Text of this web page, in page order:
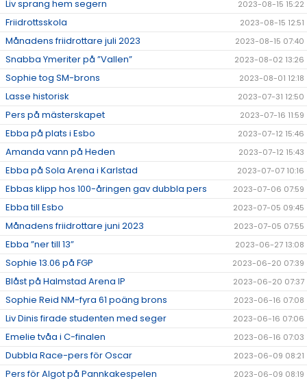
Liv sprang hem segern 2023-08-15 15:22
Friidrottsskola 2023-08-15 12:51
Månadens friidrottare juli 2023 2023-08-15 07:40
Snabba Ymeriter på ”Vallen” 2023-08-02 13:26
Sophie tog SM-brons 2023-08-01 12:18
Lasse historisk 2023-07-31 12:50
Pers på mästerskapet 2023-07-16 11:59
Ebba på plats i Esbo 2023-07-12 15:46
Amanda vann på Heden 2023-07-12 15:43
Ebba på Sola Arena i Karlstad 2023-07-07 10:16
Ebbas klipp hos 100-åringen gav dubbla pers 2023-07-06 07:59
Ebba till Esbo 2023-07-05 09:45
Månadens friidrottare juni 2023 2023-07-05 07:55
Ebba ”ner till 13” 2023-06-27 13:08
Sophie 13.06 på FGP 2023-06-20 07:39
Blåst på Halmstad Arena IP 2023-06-20 07:37
Sophie Reid NM-fyra 61 poäng brons 2023-06-16 07:08
Liv Dinis firade studenten med seger 2023-06-16 07:06
Emelie tvåa i C-finalen 2023-06-16 07:03
Dubbla Race-pers för Oscar 2023-06-09 08:21
Pers för Algot på Pannkakespelen 2023-06-09 08:19